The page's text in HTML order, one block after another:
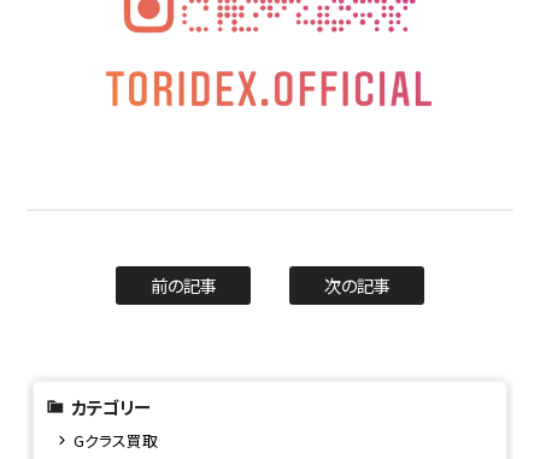
前の記事 次の記事
カテゴリー
Gクラス買取